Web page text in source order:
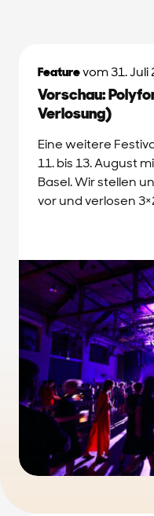
Featurevom 31. Juli
Vorschau:
Verlosung)
Eine weitere
11. bis 13. August
Basel. Wir stellen
vor und verlosen